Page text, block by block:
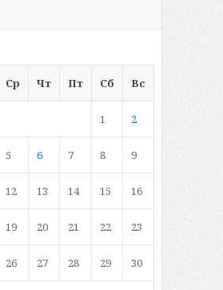
Ср Чт Пт Сб Вс
1 2
5 6 7 8 9
12 13 14 15 16
19 20 21 22 23
26 27 28 29 30